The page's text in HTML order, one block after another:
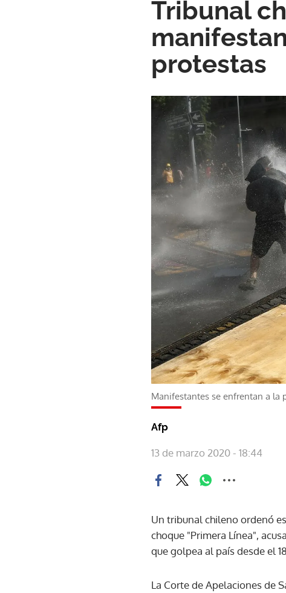
Tribunal
protestas
Manifestantes se enfrentan a la
Afp
13 de marzo 2020 - 18:44
Un tribunal chileno ordenó
choque "Primera Línea",
que golpea al país desde el
La Corte de Apelaciones de